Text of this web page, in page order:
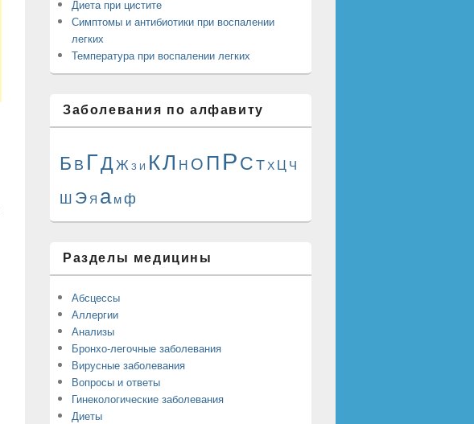
Диета при цистите
Симптомы и антибиотики при воспалении
легких
Температура при воспалении легких
Заболевания по алфавиту
БВ ГДЖ З И КЛ Н О ПРСТХ ЦЧ
Ш Э Я амф
Разделы медицины
Абсцессы
Аллергии
Анализы
Бронхо-легочные заболевания
Вирусные заболевания
Вопросы и ответы
Гинекологические заболевания
Диеты